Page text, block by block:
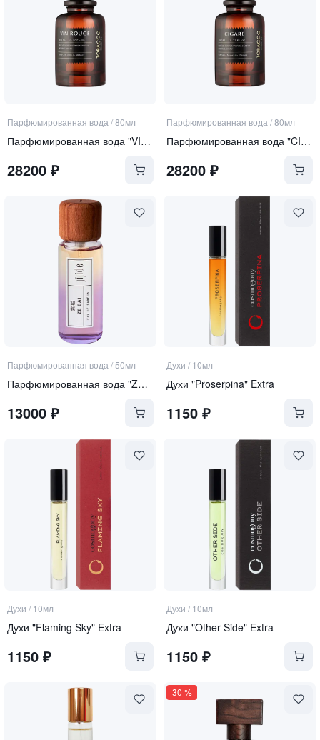
Парфюмированная вода /80мл
Парфюмированная вода "VIN ROUGE"
28200 ₽
Парфюмированная вода /80мл
Парфюмированная вода "CIGARE"
28200₽
Парфюмированная вода /50мл
Парфюмированная вода "ZE BAI"
13000 ₽
Духи / 10мл
Духи "Proserpina" Extra
1150₽
Духи / 10мл
Духи "Flaming Sky" Extra
1150 ₽
Духи / 10мл
Духи "Other Side" Extra
1150₽
30 %